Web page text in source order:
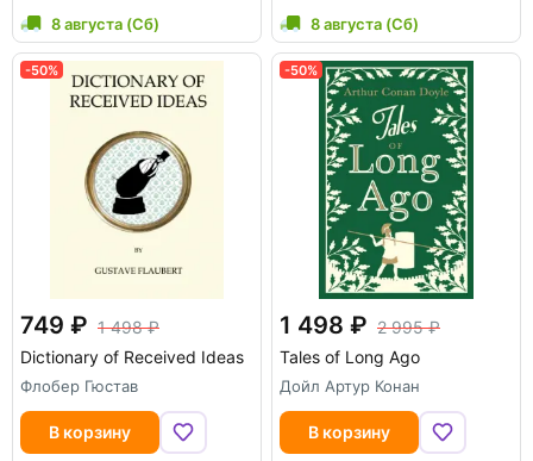
8 августа (Сб) 8 августа (Сб)
-50%
749
1 498
Dictionary of Received Ideas
Флобер Гюстав
В корзину
-50%
1 498
2 995
Tales of Long Ago
Дойл Артур Конан
В корзину